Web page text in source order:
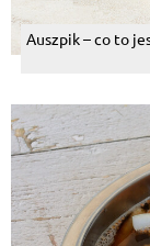
Auszpik – co to